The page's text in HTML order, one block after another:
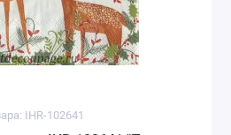
IHR-102641